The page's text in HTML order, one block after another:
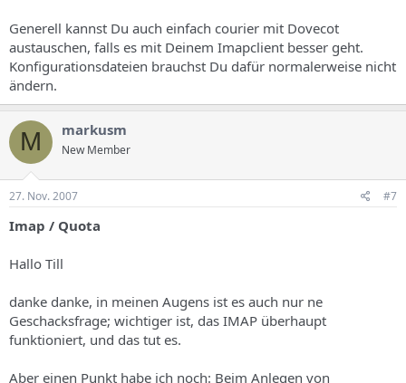
Generell kannst Du auch einfach courier mit Dovecot
austauschen, falls es mit Deinem Imapclient besser geht.
Konfigurationsdateien brauchst Du dafür normalerweise nicht
ändern.
M markusm
New Member
27. Nov. 2007 #7
Imap / Quota
Hallo Till
danke danke, in meinen Augens ist es auch nur ne
Geschacksfrage; wichtiger ist, das IMAP überhaupt
funktioniert, und das tut es.
Aber einen Punkt habe ich noch: Beim Anlegen von